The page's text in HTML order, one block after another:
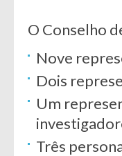
O Conselho
Nove
Dois
Um
Três